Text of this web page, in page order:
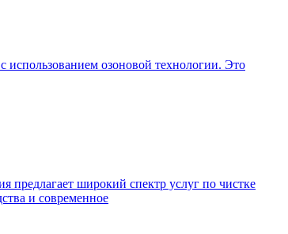
использованием озоновой технологии. Это
широкий спектр услуг по чистке
и современное